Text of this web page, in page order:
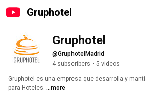
Gruphotel
Gruphotel
@GruphotelMadrid
4 subscribers • 5 videos
Gruphotel es una empresa que desarrolla y
para Hoteles. ...more